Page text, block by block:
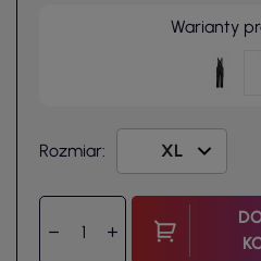
Warianty
Rozmiar: